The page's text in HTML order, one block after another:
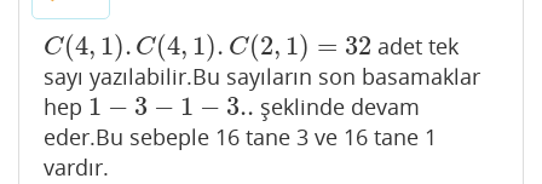
C(4, 1). C(4, 1). C(2, 1) = 32
C(4,1) .C(4 ,1).C(2,1)=32
adet tek
sayı yazılabilir.Bu sayıların son basamaklar
hep 1 − 3 − 1 − 3..
1 −3−1 −3..
şeklinde devam
eder.Bu sebeple 16 tane 3 ve 16 tane 1
vardır.